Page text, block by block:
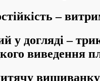
–
у догляді –
виведення
вишиванку